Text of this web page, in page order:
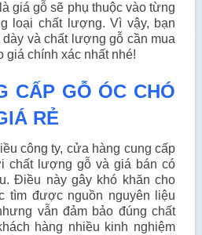
giá gỗ sẽ phụ thuộc vào từng
loại chất lượng. Vì vậy, bạn
và chất lượng gỗ cần mua
chính xác nhất nhé!
CẤP GỖ ÓC CHÓ
RẺ
công ty, cửa hàng cung cấp
chất lượng gỗ và giá bán có
Điều này gây khó khăn cho
tìm được nguồn nguyên liệu
vẫn đảm bảo đúng chất
hàng nhiều kinh nghiệm